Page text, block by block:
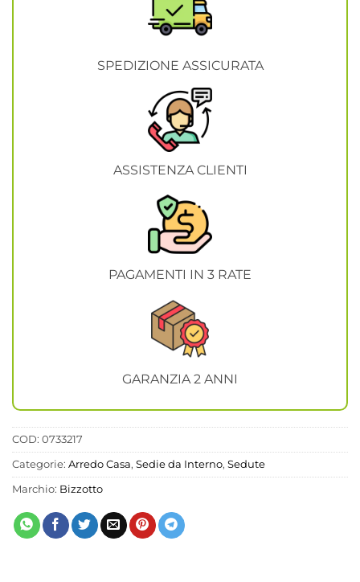
SPEDIZIONE ASSICURATA
ASSISTENZA CLIENTI
PAGAMENTI IN 3 RATE
GARANZIA 2 ANNI
COD: 0733217
Categorie: Arredo Casa, Sedie da Interno, Sedute
Marchio: Bizzotto